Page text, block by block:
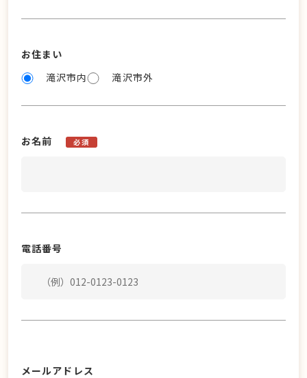
お住まい
滝沢市内
滝沢市外
お名前 必須
電話番号
メールアドレス